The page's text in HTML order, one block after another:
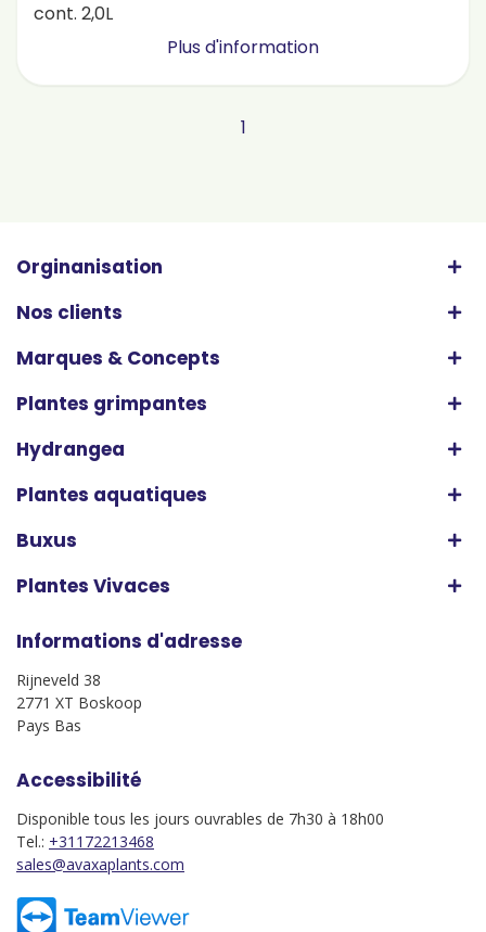
cont. 2,0L
Plus d'information
1
Orginanisation
Nos clients
Marques & Concepts
Plantes grimpantes
Hydrangea
Plantes aquatiques
Buxus
Plantes Vivaces
Informations d'adresse
Rijneveld 38
2771 XT Boskoop
Pays Bas
Accessibilité
Disponible tous les jours ouvrables de 7h30 à 18h00
Tel.: +31172213468
sales@avaxaplants.com